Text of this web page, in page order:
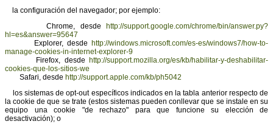
la configuración del navegador; por ejemplo:
Chrome, desde
http://support.google.com/chrome/bin/answer.py?
hl=es&answer=95647
Explorer, desde http://windows.microsoft.com/es-es/windows7/how-to-
manage-cookies-in-internet-explorer-9
Firefox, desde http://support.mozilla.org/es/kb/habilitar-y-deshabilitar-
cookies-que-los-sitios-we
Safari, desde http://support.apple.com/kb/ph5042
los sistemas de opt-out específicos indicados en la tabla anterior respecto de
la cookie de que se trate (estos sistemas pueden conllevar que se instale en su
equipo una cookie "de rechazo" para que funcione su elección de
desactivación); o